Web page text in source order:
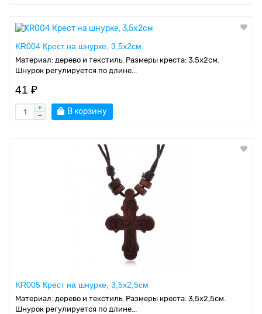
KR004 Крест на шнурке, 3,5х2см
Материал: дерево и текстиль. Размеры креста: 3,5х2см.
Шнурок регулируется по длине...
41 ₽
В корзину
KR005 Крест на шнурке, 3,5х2,5см
Материал: дерево и текстиль. Размеры креста: 3,5х2,5см.
Шнурок регулируется по длине...